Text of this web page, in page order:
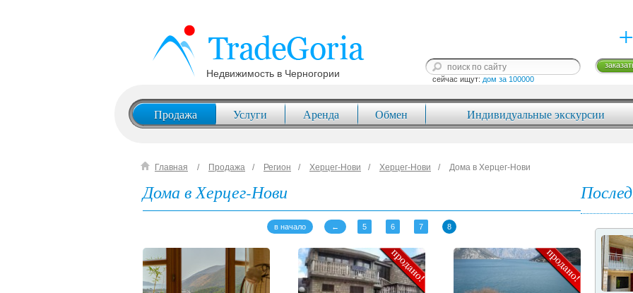
Недвижимость в Черногории сейчас ищут: дом за 100000
Продажа Услуги Аренда Обмен Индивидуальные экскурсии
Главная Продажа Регион Херцег-Нови Херцег-Нови Дома в Херцег-Нови
Дома в Херцег-Нови
в начало ← 5 6 7 8